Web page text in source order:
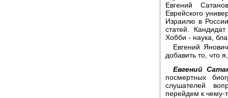
Евгений
Еврейского
Израилю в
статей.
Хобби - наука,
Евгений
добавить то, что
Евгений
посмертных
слушателей
перейдем к чему-